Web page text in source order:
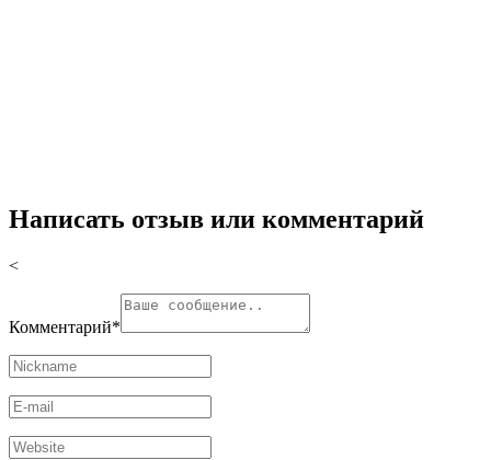
Написать отзыв или комментарий
<
Комментарий*